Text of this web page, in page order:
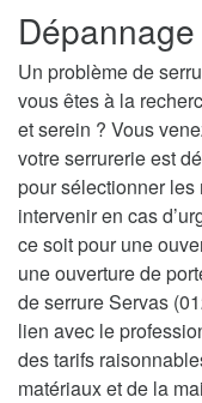
Un problème de
vous êtes à la
et serein ? Vous
votre serrurerie est
pour sélectionner
intervenir en cas
ce soit pour une
une ouverture de
de serrure Servas
lien avec le
des tarifs
matériaux et de la